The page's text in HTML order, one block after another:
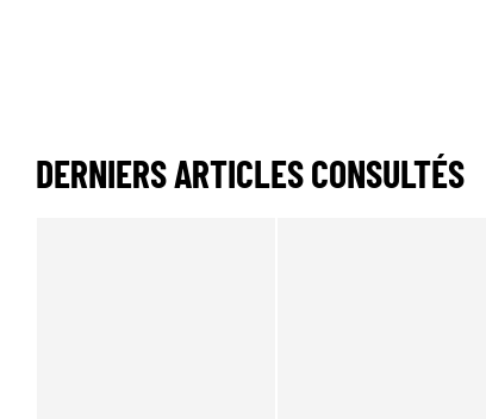
DERNIERS ARTICLES CONSULTÉS